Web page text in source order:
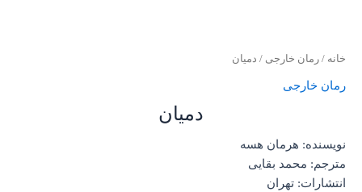
خانه / رمان خارجی / دمیان
رمان خارجی
دمیان
نویسنده: هرمان هسه
مترجم: محمد بقایی
انتشارات: تهران